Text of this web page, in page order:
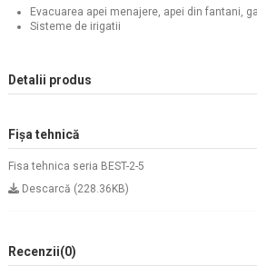
Evacuarea apei menajere, apei din fantani,
Sisteme de irigatii
Detalii produs
Fișa tehnică
Fisa tehnica seria BEST-2-5
Descarcă (228.36KB)
Recenzii(0)